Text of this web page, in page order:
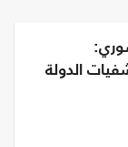
الدولة